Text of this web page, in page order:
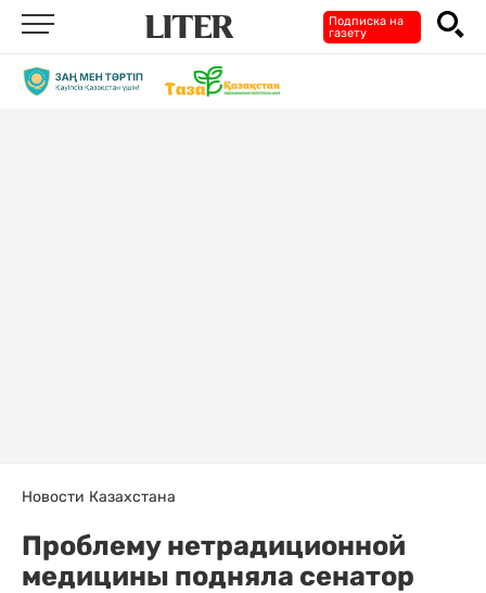
Подписка на
газету
Новости Казахстана
Проблему нетрадиционной
медицины подняла сенатор